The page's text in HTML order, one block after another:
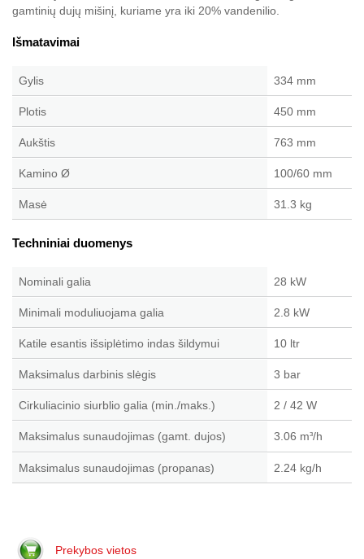
gamtinių dujų mišinį, kuriame yra iki 20% vandenilio.
Išmatavimai
Gylis 334 mm
Plotis 450 mm
Aukštis 763 mm
Kamino Ø 100/60 mm
Masė 31.3 kg
Techniniai duomenys
Nominali galia 28 kW
Minimali moduliuojama galia 2.8 kW
Katile esantis išsiplėtimo indas šildymui 10 ltr
Maksimalus darbinis slėgis 3 bar
Cirkuliacinio siurblio galia (min./maks.) 2 / 42 W
Maksimalus sunaudojimas (gamt. dujos) 3.06 m³/h
Maksimalus sunaudojimas (propanas) 2.24 kg/h
Prekybos vietos